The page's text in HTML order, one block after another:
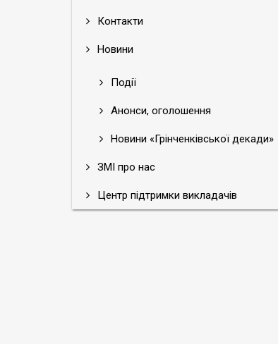
Контакти
Новини
Події
Анонси, оголошення
Новини «Грінченківської декади»
ЗМІ про нас
Центр підтримки викладачів